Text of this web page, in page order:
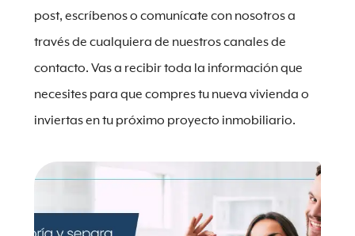
post, escríbenos o comunícate con nosotros a
través de cualquiera de nuestros canales de
contacto. Vas a recibir toda la información que
necesites para que compres tu nueva vivienda o
inviertas en tu próximo proyecto inmobiliario.